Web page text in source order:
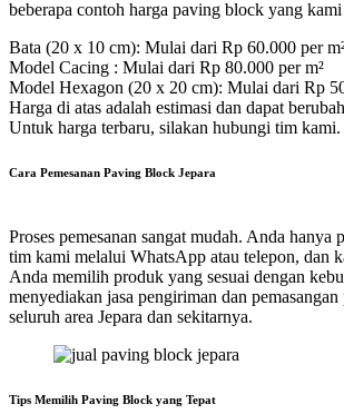
beberapa contoh harga paving block yang
Bata (20 x 10 cm): Mulai dari Rp 60.000 per
Model Cacing : Mulai dari Rp 80.000 per m²
Model Hexagon (20 x 20 cm): Mulai dari Rp
Harga di atas adalah estimasi dan dapat
Untuk harga terbaru, silakan hubungi tim kami.
Cara Pemesanan Paving Block Jepara
Proses pemesanan sangat mudah. Anda hanya
tim kami melalui WhatsApp atau telepon, dan
Anda memilih produk yang sesuai dengan
menyediakan jasa pengiriman dan
seluruh area Jepara dan sekitarnya.
Tips Memilih Paving Block yang Tepat